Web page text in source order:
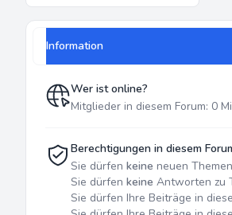
Information
Wer ist online?
Mitglieder in diesem Forum: 0
Berechtigungen in diesem
Sie dürfen keine neuen
Sie dürfen keine Antworten zu
Sie dürfen Ihre Beiträge in